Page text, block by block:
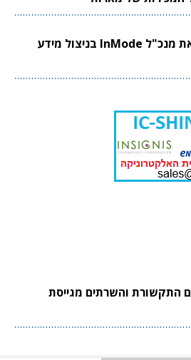
קרן Steel מאשימה את מנכ"ל InMode בניצול מידע
התקשורת והשרתים מגייסת